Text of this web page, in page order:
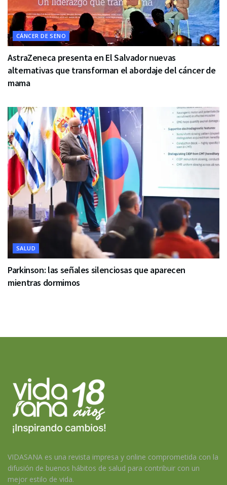
CÁNCER DE SENO
AstraZeneca presenta en El Salvador nuevas
alternativas que transforman el abordaje del cáncer de
mama
SALUD
Parkinson: las señales silenciosas que aparecen
mientras dormimos
VIDASANA es una revista impresa y online comprometida con la
difusión de buenos hábitos de salud para contribuir con un
mejor estilo de vida.